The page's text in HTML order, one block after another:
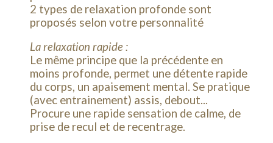
2 types de relaxation profonde sont
proposés selon votre personnalité
La relaxation rapide :
Le même principe que la précédente en
moins profonde, permet une détente rapide
du corps, un apaisement mental. Se pratique
(avec entrainement) assis, debout...
Procure une rapide sensation de calme, de
prise de recul et de recentrage.